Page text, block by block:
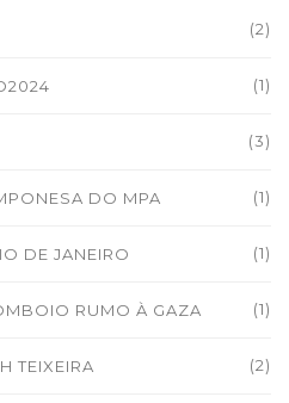
(2)
(1)
(3)
DO MPA (1)
DE JANEIRO (1)
RUMO À GAZA (1)
TEIXEIRA (2)